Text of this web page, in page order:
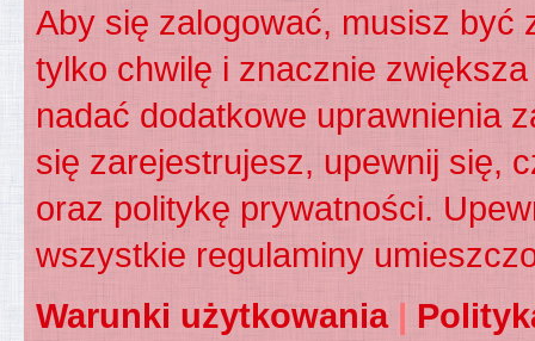
Aby się zalogować, musisz być
tylko chwilę i znacznie
nadać dodatkowe uprawnienia
się zarejestrujesz, upewnij się,
oraz politykę prywatności.
wszystkie regulaminy
Warunki użytkowania|